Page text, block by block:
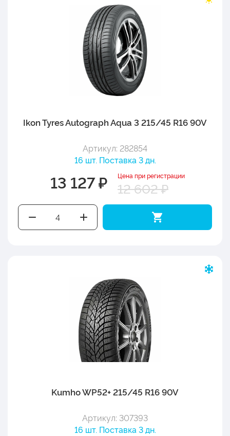
Ikon Tyres Autograph Aqua 3 215/45 R16 90V
Артикул: 282854
16 шт. Поставка 3 дн.
13 127 ₽ Цена при регистрации
12 602 ₽
Kumho WP52+ 215/45 R16 90V
Артикул: 307393
16 шт. Поставка 3 дн.